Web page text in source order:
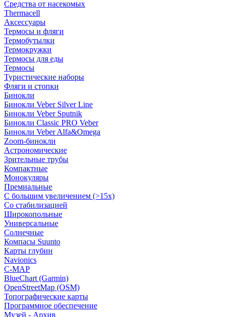
Средства от насекомых
Thermacell
Аксессуары
Термосы и фляги
Термобутылки
Термокружки
Термосы для еды
Термосы
Туристические наборы
Фляги и стопки
Бинокли
Бинокли Veber Silver Line
Бинокли Veber Sputnik
Бинокли Classic PRO Veber
Бинокли Veber Alfa&Omega
Zoom-бинокли
Астрономические
Зрительные трубы
Компактные
Монокуляры
Премиальные
С большим увеличением (>15x)
Со стабилизацией
Широкопольные
Универсальные
Солнечные
Компасы Suunto
Карты глубин
Navionics
C-MAP
BlueChart (Garmin)
OpenStreetMap (OSM)
Топографические карты
Программное обеспечение
Музей - Архив